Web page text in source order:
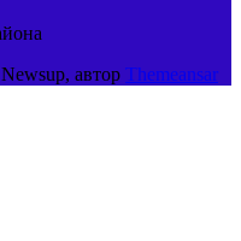
автор Themeansar